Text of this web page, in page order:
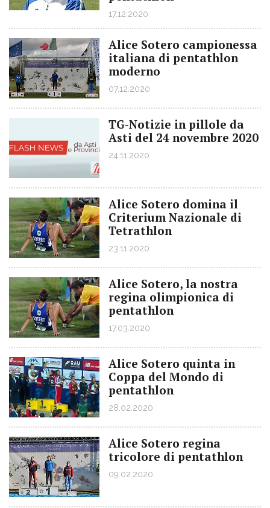
17.12.2020
Alice Sotero campionessa
italiana di pentathlon
moderno
07.12.2020
TG-Notizie in pillole da
Asti del 24 novembre 2020
24.11.2020
Alice Sotero domina il
Criterium Nazionale di
Tetrathlon
23.11.2020
Alice Sotero, la nostra
regina olimpionica di
pentathlon
17.03.2020
Alice Sotero quinta in
Coppa del Mondo di
pentathlon
28.02.2020
Alice Sotero regina
tricolore di pentathlon
09.02.2020